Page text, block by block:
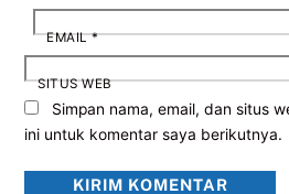
EMAIL*
SITUS WEB
Simpan nama, email, dan situs
ini untuk komentar saya berikutnya.